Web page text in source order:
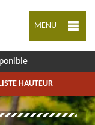
MENU
HAUTEUR